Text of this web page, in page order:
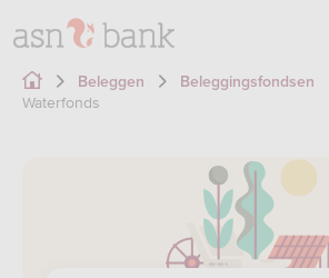
Beleggen Beleggingsfondsen
Waterfonds